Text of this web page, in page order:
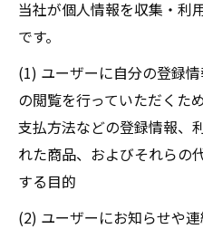
当社が個人情報を収集・利
です。
(1) ユーザーに自分の登録
の閲覧を行っていただくた
支払方法などの登録情報、
れた商品、およびそれらの
する目的
(2) ユーザーにお知らせや